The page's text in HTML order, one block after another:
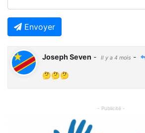
Envoyer
Joseph Seven - Il y a 4 mois -
🤔🤔🤔
- Publicité -